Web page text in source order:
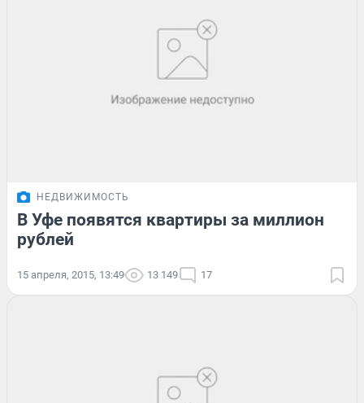
НЕДВИЖИМОСТЬ
В Уфе появятся квартиры за миллион
рублей
15 апреля, 2015, 13:49 13 149 17